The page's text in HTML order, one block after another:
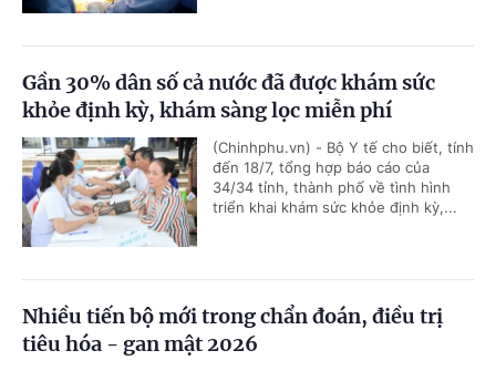
Gần 30% dân số cả nước đã được khám sức
khỏe định kỳ, khám sàng lọc miễn phí
(Chinhphu.vn) - Bộ Y tế cho biết, tính
đến 18/7, tổng hợp báo cáo của
34/34 tỉnh, thành phố về tình hình
triển khai khám sức khỏe định kỳ,...
Nhiều tiến bộ mới trong chẩn đoán, điều trị
tiêu hóa - gan mật 2026